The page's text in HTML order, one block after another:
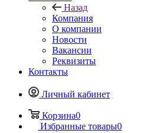
Назад
Компания
О компании
Новости
Вакансии
Реквизиты
Контакты
Личный кабинет
Корзина0
Избранные товары0